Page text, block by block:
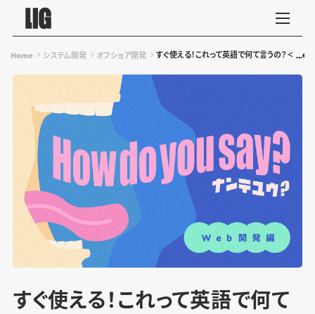
Home システム開発 オフショア開発 すぐ使える！これって英語で何て言うの？＜
すぐ使える！これって英語で何て